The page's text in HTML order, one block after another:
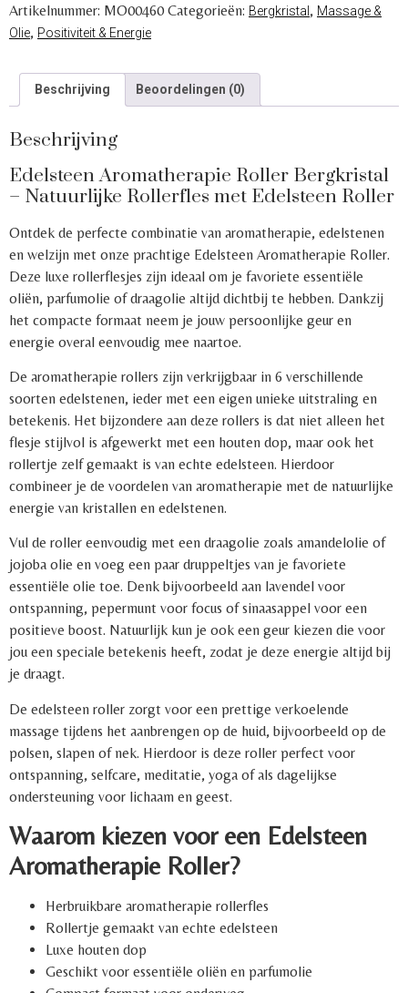
Artikelnummer: MO00460 Categorieën: Bergkristal , Massage &
Olie, Positiviteit & Energie
Beschrijving Beoordelingen (0)
Beschrijving
Edelsteen Aromatherapie Roller Bergkristal
– Natuurlijke Rollerfles met Edelsteen Roller
Ontdek de perfecte combinatie van aromatherapie, edelstenen
en welzijn met onze prachtige Edelsteen Aromatherapie Roller.
Deze luxe rollerflesjes zijn ideaal om je favoriete essentiële
oliën, parfumolie of draagolie altijd dichtbij te hebben. Dankzij
het compacte formaat neem je jouw persoonlijke geur en
energie overal eenvoudig mee naartoe.
De aromatherapie rollers zijn verkrijgbaar in 6 verschillende
soorten edelstenen, ieder met een eigen unieke uitstraling en
betekenis. Het bijzondere aan deze rollers is dat niet alleen het
flesje stijlvol is afgewerkt met een houten dop, maar ook het
rollertje zelf gemaakt is van echte edelsteen. Hierdoor
combineer je de voordelen van aromatherapie met de natuurlijke
energie van kristallen en edelstenen.
Vul de roller eenvoudig met een draagolie zoals amandelolie of
jojoba olie en voeg een paar druppeltjes van je favoriete
essentiële olie toe. Denk bijvoorbeeld aan lavendel voor
ontspanning, pepermunt voor focus of sinaasappel voor een
positieve boost. Natuurlijk kun je ook een geur kiezen die voor
jou een speciale betekenis heeft, zodat je deze energie altijd bij
je draagt.
De edelsteen roller zorgt voor een prettige verkoelende
massage tijdens het aanbrengen op de huid, bijvoorbeeld op de
polsen, slapen of nek. Hierdoor is deze roller perfect voor
ontspanning, selfcare, meditatie, yoga of als dagelijkse
ondersteuning voor lichaam en geest.
Waarom kiezen voor een Edelsteen
Aromatherapie Roller?
Herbruikbare aromatherapie rollerfles
Rollertje gemaakt van echte edelsteen
Luxe houten dop
Geschikt voor essentiële oliën en parfumolie